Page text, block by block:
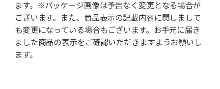
ます。※パッケージ画像は予告なく変更となる場合が
ございます。また、商品表示の記載内容に関しまして
も変更になっている場合もございます。お手元に届き
ました商品の表示をご確認いただきますようお願いし
ます。